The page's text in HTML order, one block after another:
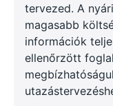
tervezed. A
magasabb
információk
ellenőrzött